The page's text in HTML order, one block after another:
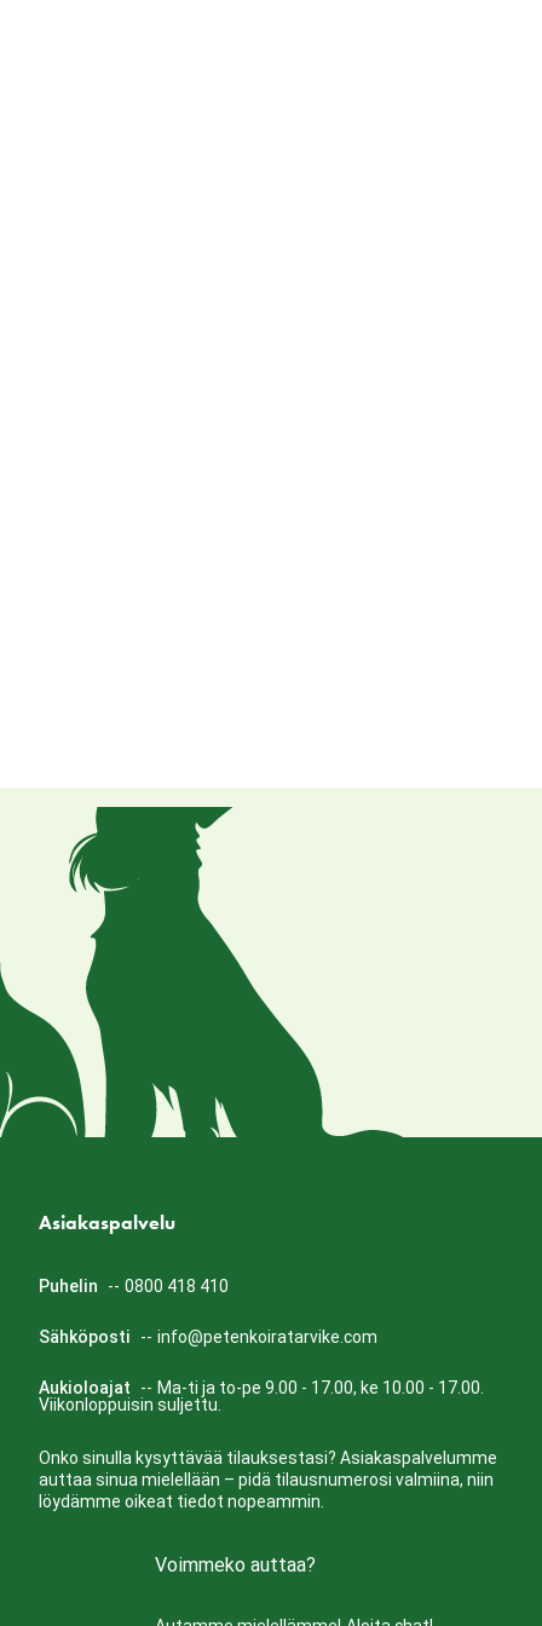
Asiakaspalvelu
Puhelin -- 0800 418 410
Sähköposti -- info@petenkoiratarvike.com
Aukioloajat -- Ma-ti ja to-pe 9.00 - 17.00, ke 10.00 - 17.00.
Viikonloppuisin suljettu.
Onko sinulla kysyttävää tilauksestasi? Asiakaspalvelumme
auttaa sinua mielellään – pidä tilausnumerosi valmiina, niin
löydämme oikeat tiedot nopeammin.
Voimmeko auttaa?